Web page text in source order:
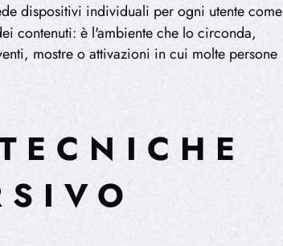
dispositivi individuali per ogni utente come
contenuti: è l'ambiente che lo circonda,
mostre o attivazioni in cui molte persone